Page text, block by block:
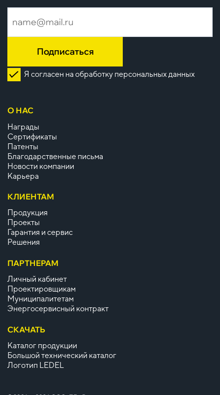
Подписаться
Я согласен на обработку персональных данных
О НАС
Награды
Сертификаты
Патенты
Благодарственные письма
Новости компании
Карьера
КЛИЕНТАМ
Продукция
Проекты
Гарантия и сервис
Решения
ПАРТНЕРАМ
Личный кабинет
Проектировщикам
Муниципалитетам
Энергосервисный контракт
СКАЧАТЬ
Каталог продукции
Большой технический каталог
Логотип LEDEL